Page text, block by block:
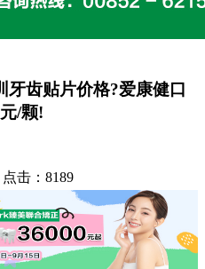
牙齿贴片价格?爱康健口
/颗!
击：8189